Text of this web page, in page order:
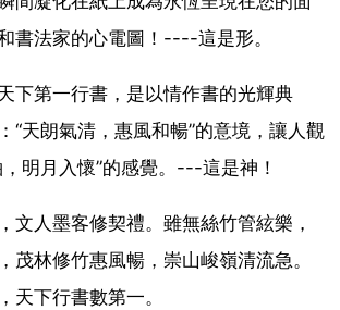
書法家的心電圖！----這是形。
下第一行書，是以情作書的光輝典
“天朗氣清，惠風和暢”的意境，讓人觀
明月入懷”的感覺。---這是神！
文人墨客修契禮。雖無絲竹管絃樂，
茂林修竹惠風暢，崇山峻嶺清流急。
天下行書數第一。